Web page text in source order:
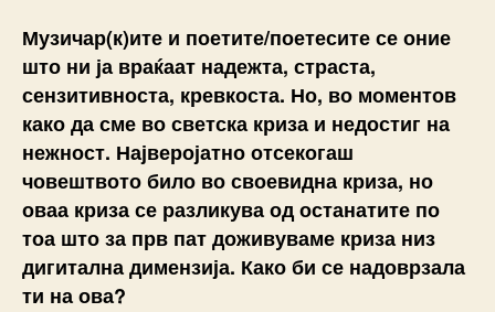
Музичар(к)ите и поетите/поетесите се оние
што ни ја враќаат надежта, страста,
сензитивноста, кревкоста. Но, во моментов
како да сме во светска криза и недостиг на
нежност. Најверојатно отсекогаш
човештвото било во своевидна криза, но
оваа криза се разликува од останатите по
тоа што за прв пат доживуваме криза низ
дигитална димензија. Како би се надоврзала
ти на ова?